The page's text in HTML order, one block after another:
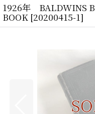
1926年 BALDWINS
BOOK [20200415-1]